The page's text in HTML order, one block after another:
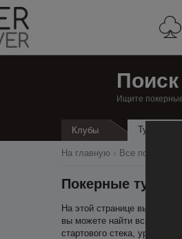
Ищите
Клубы Турниры
На главную Все покерные
Покерные
На этой странице вы
вы можете найти всю
стартового стека, уровень